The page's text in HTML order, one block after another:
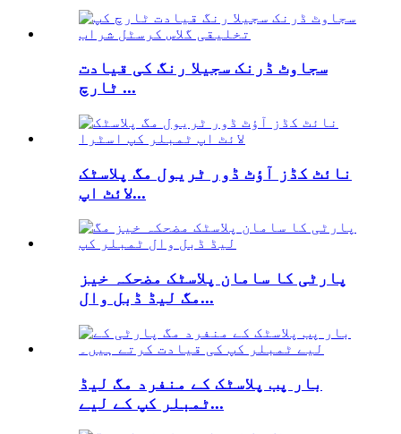
سجاوٹ ڈرنک سجیلا رنگ کی قیادت
ٹارچ ...
نائٹ کڈز آؤٹ ڈور ٹریول مگ پلاسٹک
لائٹ اپ...
پارٹی کا سامان پلاسٹک مضحکہ خیز
مگ لیڈ ڈبل وال...
بار پب پلاسٹک کے منفرد مگ لیڈ
ٹمبلر کپ کے لیے...